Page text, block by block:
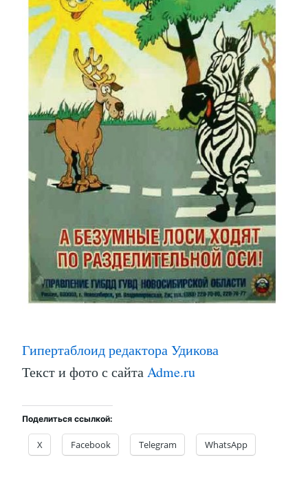
Гипертаблоид редактора Удикова
Текст и фото с сайтаAdme.ru
Поделиться ссылкой:
X Facebook Telegram WhatsApp